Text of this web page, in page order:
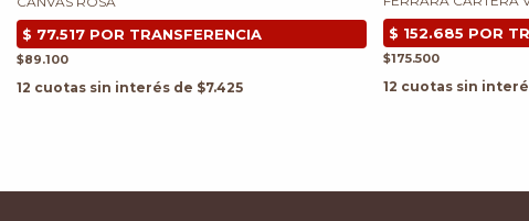
$89.100
12 cuotas sin interés de $7.425
$175.500
12 cuotas sin